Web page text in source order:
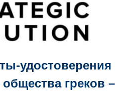
удостоверения
греков –